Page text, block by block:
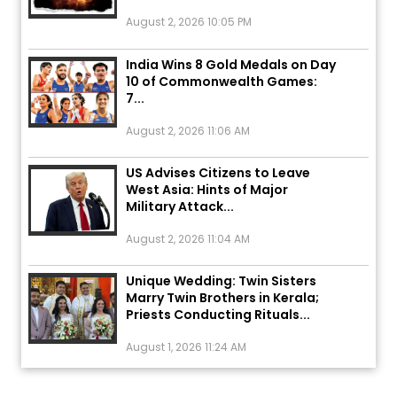
India Wins 8 Gold Medals on Day
10 of Commonwealth Games:
7...
US Advises Citizens to Leave
West Asia: Hints of Major
Military Attack...
Unique Wedding: Twin Sisters
Marry Twin Brothers in Kerala;
Priests Conducting Rituals...
ਅੱਜ ਦਾ ਰਾਸ਼ੀਫਲ (5 ਅਗਸਤ 2026): ਜਾਣੋ